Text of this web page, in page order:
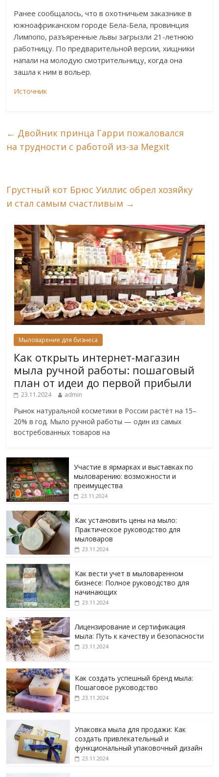
Ранее сообщалось, что в охотничьем заказнике в
южноафриканском городе Бела-Бела, провинция
Лимпопо, разъяренные львы загрызли 21-летнюю
работницу. По предварительной версии, хищники
напали на молодую смотрительницу, когда она
зашла к ним в вольер.
Источник
← Двойник принца Гарри пожаловался
на трудности с работой из-за Megxit
Грустный кот Брюс Уиллис обрел хозяйку
и стал самым счастливым →
Мыловарение для бизнеса
Как открыть интернет-магазин
мыла ручной работы: пошаговый
план от идеи до первой прибыли
23.11.2024 admin
Рынок натуральной косметики в России растёт на 15–
20% в год. Мыло ручной работы — один из самых
востребованных товаров на
Участие в ярмарках и выставках по
мыловарению: возможности и
преимущества
23.11.2024
Как установить цены на мыло:
Практическое руководство для
мыловаров
23.11.2024
Как вести учет в мыловаренном
бизнесе: Полное руководство для
начинающих
23.11.2024
Лицензирование и сертификация
мыла: Путь к качеству и безопасности
23.11.2024
Как создать успешный бренд мыла:
Пошаговое руководство
23.11.2024
Упаковка мыла для продажи: Как
создать привлекательный и
функциональный упаковочный дизайн
23.11.2024